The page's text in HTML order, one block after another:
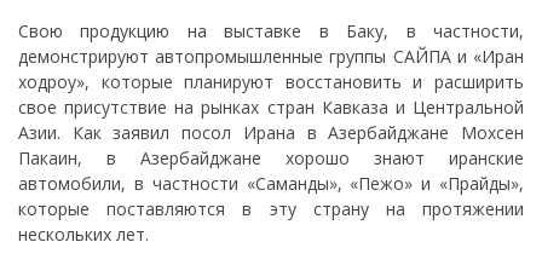
Свою продукцию на выставке в Баку, в частности,
демонстрируют автопромышленные группы САЙПА и «Иран
ходроу», которые планируют восстановить и расширить
свое присутствие на рынках стран Кавказа и Центральной
Азии. Как заявил посол Ирана в Азербайджане Мохсен
Пакаин, в Азербайджане хорошо знают иранские
автомобили, в частности «Саманды», «Пежо» и «Прайды»,
которые поставляются в эту страну на протяжении
нескольких лет.